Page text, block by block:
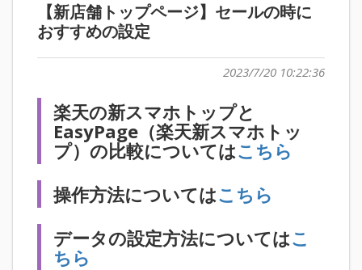
【新店舗トップページ】セールの時に
おすすめの設定
2023/7/20 10:22:36
楽天の新スマホトップと
EasyPage（楽天新スマホトッ
プ）の比較についてはこちら
操作方法についてはこちら
データの設定方法についてはこ
ちら